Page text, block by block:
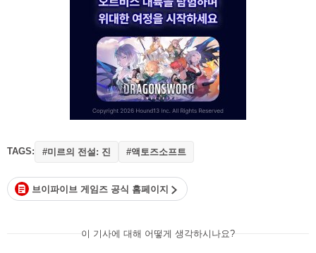
TAGS: #미르의 전설: 진 #액토즈소프트
브이파이브 게임즈 공식 홈페이지
이 기사에 대해 어떻게 생각하시나요?